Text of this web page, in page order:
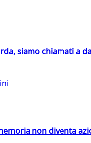
siamo chiamati a
non diventa